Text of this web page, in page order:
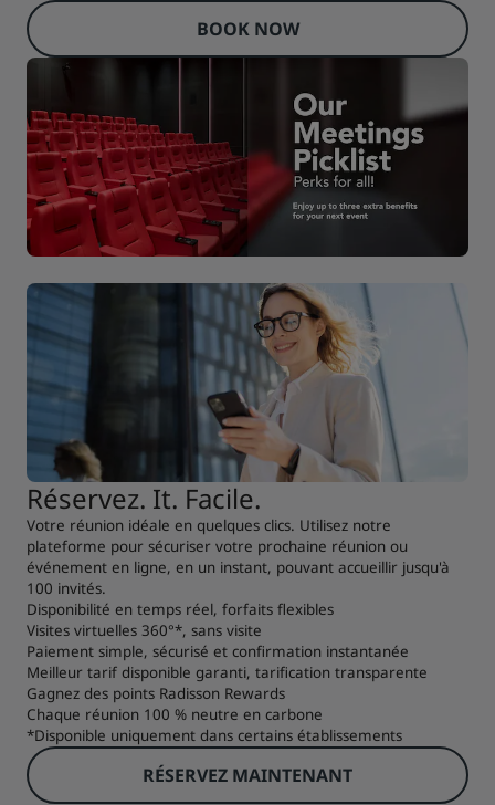
BOOK NOW
Réservez. It. Facile.
Votre réunion idéale en quelques clics. Utilisez notre
plateforme pour sécuriser votre prochaine réunion ou
événement en ligne, en un instant, pouvant accueillir jusqu'à
100 invités.
Disponibilité en temps réel, forfaits flexibles
Visites virtuelles 360°*, sans visite
Paiement simple, sécurisé et confirmation instantanée
Meilleur tarif disponible garanti, tarification transparente
Gagnez des points Radisson Rewards
Chaque réunion 100 % neutre en carbone
*Disponible uniquement dans certains établissements
RÉSERVEZ MAINTENANT